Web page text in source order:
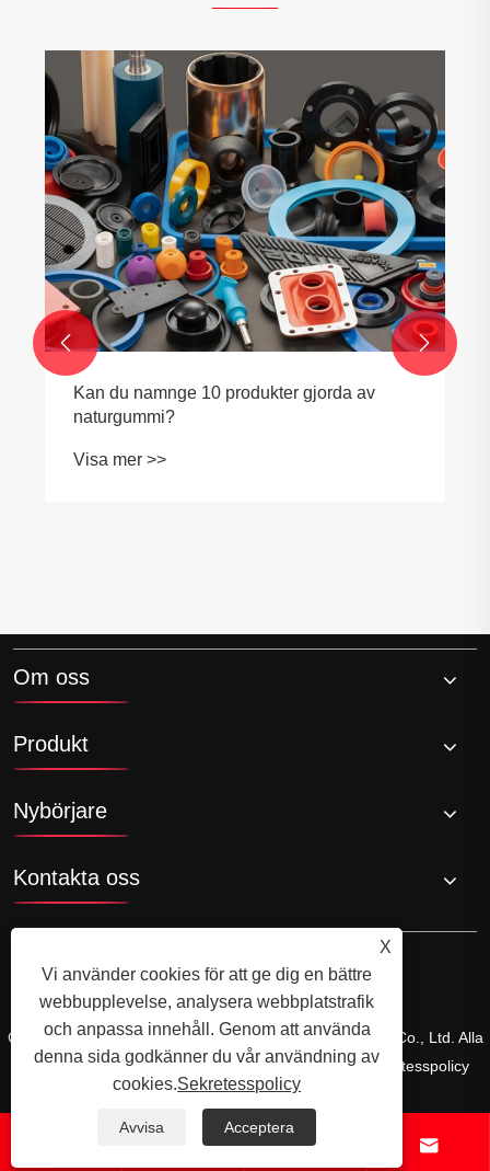
Att välja rätt plasthölje för elektroniska
montörer
Visa mer >>
 
Om oss
Produkt
Nybörjare
Kontakta oss
Copyright © 2025yuyao Hansheng Electrical Appliances Co., Ltd. Alla
rättigheter reserverade.Links Sitemap RSS XML Sekretesspolicy
 
X
Vi använder cookies för att ge dig en bättre
webbupplevelse, analysera webbplatstrafik
och anpassa innehåll. Genom att använda
denna sida godkänner du vår användning av
cookies.Sekretesspolicy
Avvisa Acceptera